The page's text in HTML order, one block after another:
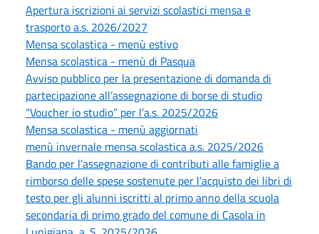
Apertura iscrizioni ai servizi scolastici mensa e
trasporto a.s. 2026/2027
Mensa scolastica - menù estivo
Mensa scolastica - menù di Pasqua
Avviso pubblico per la presentazione di domanda di
partecipazione all’assegnazione di borse di studio
“Voucher io studio” per l’a.s. 2025/2026
Mensa scolastica - menù aggiornati
menù invernale mensa scolastica a.s. 2025/2026
Bando per l’assegnazione di contributi alle famiglie a
rimborso delle spese sostenute per l’acquisto dei libri di
testo per gli alunni iscritti al primo anno della scuola
secondaria di primo grado del comune di Casola in